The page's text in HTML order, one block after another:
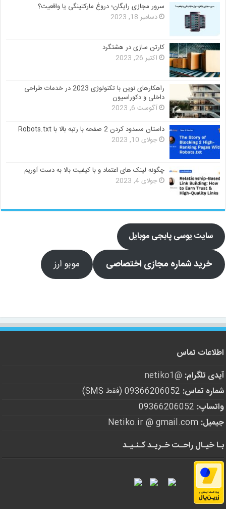
سرور مجازی رایگان؛ دروغ مارکتینگی یا واقعیت؟
دسامبر 18, 2023
کارتن سازی در هشتگرد
اکتبر 26, 2023
راهکارهای نوین با تکنولوژی 2023 در خدمات طراحی
داخلی و دکوراسیون
آگوست 6, 2023
داستان مسدود کردن 2 صفحه با رتبه بالا با Robots.txt
جولای 10, 2023
چگونه لینک های اعتماد و با کیفیت بالا به دست آوریم
جولای 4, 2023
سایت یوسی پابجی موبایل
خرید شماره مجازی اختصاصی موبو ارز
اطلاعات تماس
آیدی تلگرام: @netiko1
شماره تماس:
واتساپ:
جیمیل:
بـا خیـال راحـت خـریـد کـنـیـد